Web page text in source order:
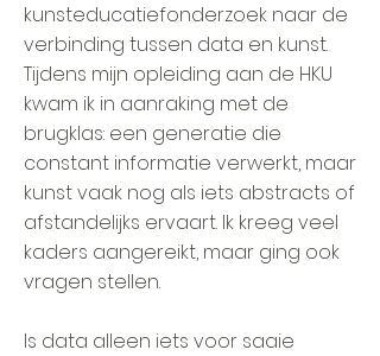
kunsteducatiefonderzoek naar de
verbinding tussen data en kunst.
Tijdens mijn opleiding aan de HKU
kwam ik in aanraking met de
brugklas: een generatie die
constant informatie verwerkt, maar
kunst vaak nog als iets abstracts of
afstandelijks ervaart. Ik kreeg veel
kaders aangereikt, maar ging ook
vragen stellen.
Is data alleen iets voor saaie